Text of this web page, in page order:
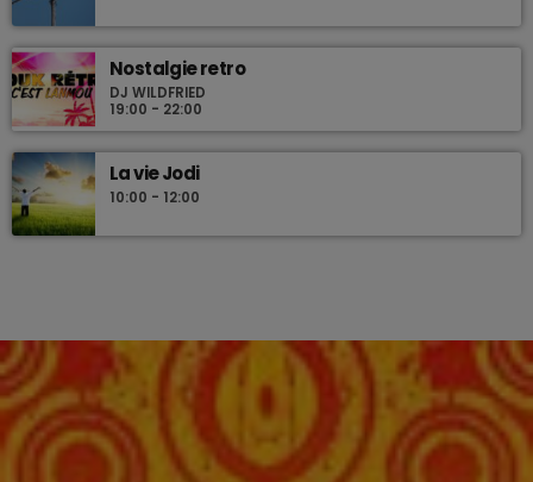
Nostalgie retro
DJ WILDFRIED
19:00 - 22:00
La vie Jodi
10:00 - 12:00